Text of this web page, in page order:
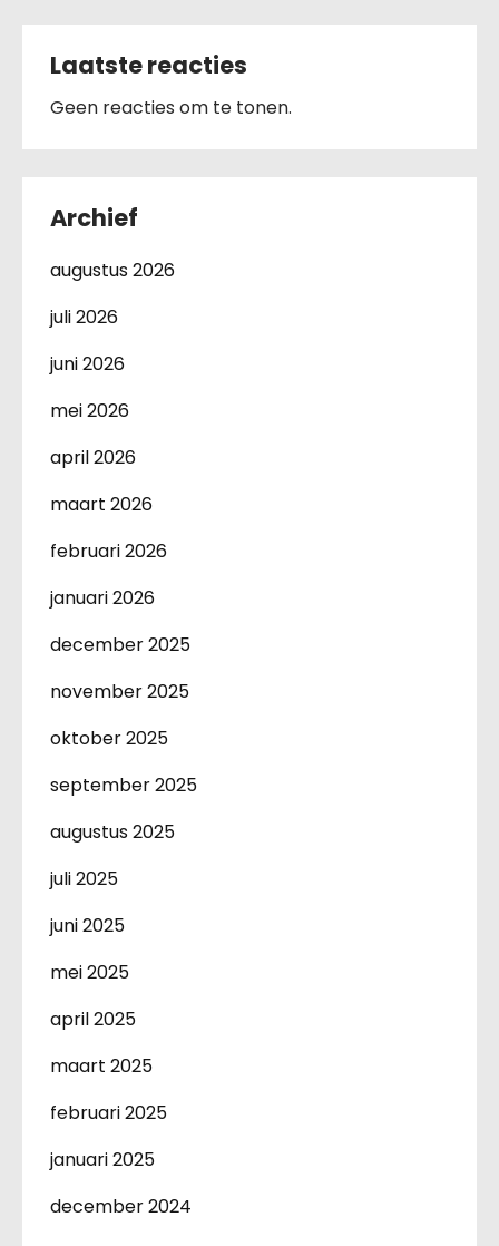
Laatste reacties
Geen reacties om te tonen.
Archief
augustus 2026
juli 2026
juni 2026
mei 2026
april 2026
maart 2026
februari 2026
januari 2026
december 2025
november 2025
oktober 2025
september 2025
augustus 2025
juli 2025
juni 2025
mei 2025
april 2025
maart 2025
februari 2025
januari 2025
december 2024